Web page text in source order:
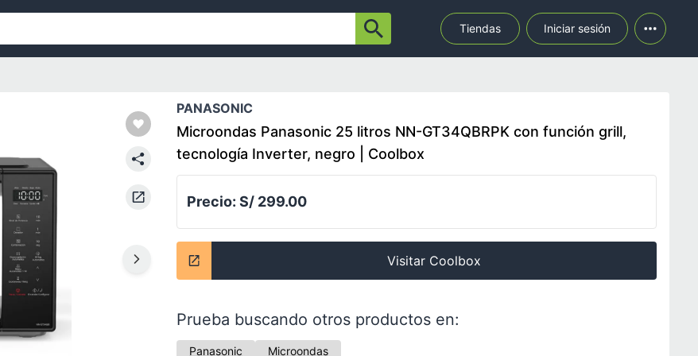
Tiendas Iniciar sesión
PANASONIC
Microondas Panasonic 25 litros NN-GT34QBRPK con función grill,
tecnología Inverter, negro | Coolbox
Precio: S/ 299.00
Visitar Coolbox
Prueba buscando otros productos en:
Panasonic Microondas